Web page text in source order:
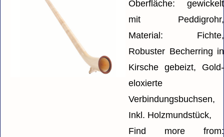
Oberfläche: gewickelt
mit Peddigrohr,
Material: Fichte,
Robuster Becherring in
Kirsche gebeizt, Gold-
eloxierte
Verbindungsbuchsen,
Inkl. Holzmundstück,
Find more from: